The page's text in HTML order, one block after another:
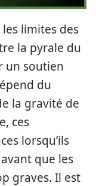
limites des
la pyrale du
un soutien
du
la gravité de
ces
lorsqu’ils
que les
graves. Il est